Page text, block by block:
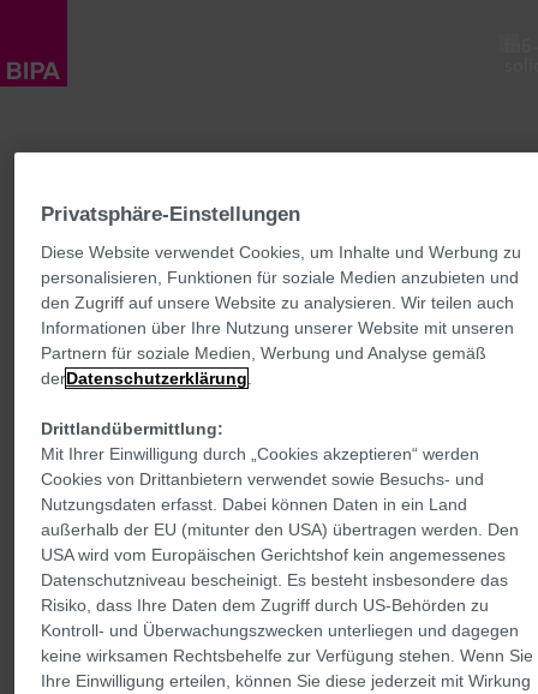
Shop Manager:in
Rayonsleiter:in
Make-up Artist
Zentrale
LEHRE BEI BIPA
Deine Vorteile
Einzelhandelskauffrau:mann
Hinter den Kulissen
JOBS, DIE ZUM LEBEN PASSEN
Quereinsteiger:innen
Mamas & Papas
Nebenjob
Student:innen
Berufserfahrene
DAS SIND WIR
Deine Vorteile
Beruf & Familie
Gesund sein & wohlfühlen
Gemeinsam für alle
Mission und Vision
NEWS & TERMINE
plus
Termine
OFFENE STELLEN
Privatsphäre-Einstellungen
Diese Website verwendet Cookies, um Inhalte und Werbung zu
personalisieren, Funktionen für soziale Medien anzubieten und
den Zugriff auf unsere Website zu analysieren. Wir teilen auch
Informationen über Ihre Nutzung unserer Website mit unseren
Partnern für soziale Medien, Werbung und Analyse gemäß
derDatenschutzerklärung
Drittlandübermittlung:
Mit Ihrer Einwilligung durch „Cookies akzeptieren“ werden
Cookies von Drittanbietern verwendet sowie Besuchs- und
Nutzungsdaten erfasst. Dabei können Daten in ein Land
außerhalb der EU (mitunter den USA) übertragen werden. Den
USA wird vom Europäischen Gerichtshof kein angemessenes
Datenschutzniveau bescheinigt. Es besteht insbesondere das
Risiko, dass Ihre Daten dem Zugriff durch US-Behörden zu
Kontroll- und Überwachungszwecken unterliegen und dagegen
keine wirksamen Rechtsbehelfe zur Verfügung stehen. Wenn Sie
Ihre Einwilligung erteilen, können Sie diese jederzeit mit Wirkung